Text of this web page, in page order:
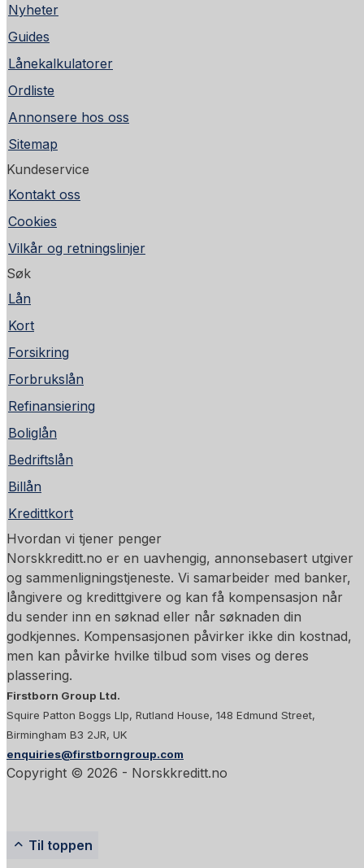
Nyheter
Guides
Lånekalkulatorer
Ordliste
Annonsere hos oss
Sitemap
Kundeservice
Kontakt oss
Cookies
Vilkår og retningslinjer
Søk
Lån
Kort
Forsikring
Forbrukslån
Refinansiering
Boliglån
Bedriftslån
Billån
Kredittkort
Hvordan vi tjener penger
Norskkreditt.no er en uavhengig, annonsebasert utgiver
og sammenligningstjeneste. Vi samarbeider med banker,
långivere og kredittgivere og kan få kompensasjon når
du sender inn en søknad eller når søknaden din
godkjennes. Kompensasjonen påvirker ikke din kostnad,
men kan påvirke hvilke tilbud som vises og deres
plassering.
Firstborn Group Ltd.
Squire Patton Boggs Llp, Rutland House, 148 Edmund Street,
Birmingham B3 2JR, UK
enquiries@firstborngroup.com
Copyright © 2026 - Norskkreditt.no
Til toppen